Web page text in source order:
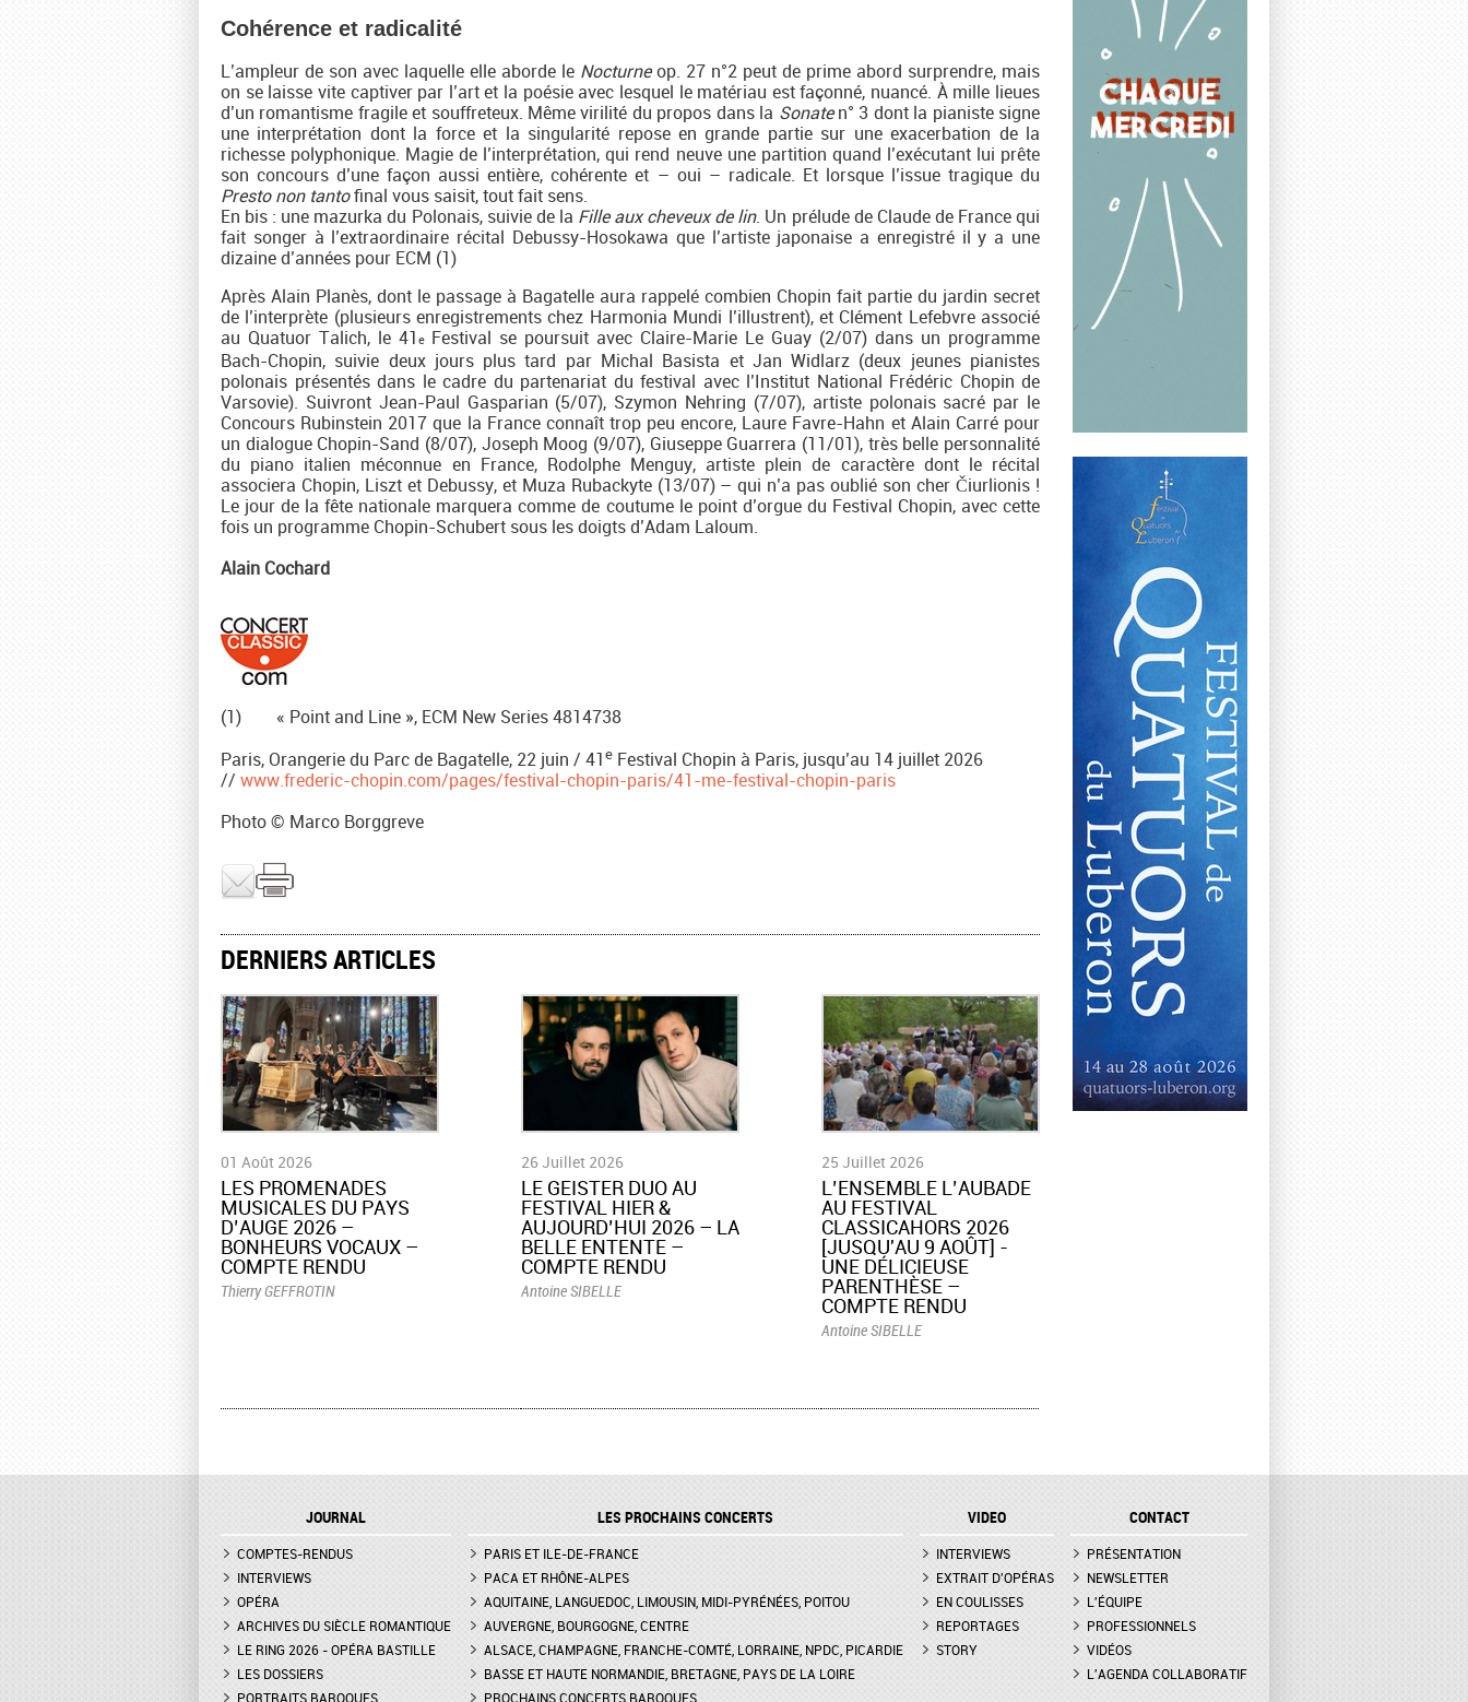
Cohérence et radicalité
L’ampleur de son avec laquelle elle aborde le Nocturneop. 27 n°2 peut de prime abord surprendre, mais
on se laisse vite captiver par l’art et la poésie avec lesquel le matériau est façonné, nuancé. À mille lieues
d’un romantisme fragile et souffreteux. Même virilité du propos dans la Sonaten° 3 dont la pianiste signe
une interprétation dont la force et la singularité repose en grande partie sur une exacerbation de la
richesse polyphonique. Magie de l’interprétation, qui rend neuve une partition quand l’exécutant lui prête
son concours d’une façon aussi entière, cohérente et – oui – radicale. Et lorsque l’issue tragique du
Presto non tantofinal vous saisit, tout fait sens.
En bis : une mazurka du Polonais, suivie de la Fille aux cheveux de lin. Un prélude de Claude de France qui
fait songer à l’extraordinaire récital Debussy-Hosokawa que l’artiste japonaise a enregistré il y a une
dizaine d’années pour ECM (1)
Après Alain Planès, dont le passage à Bagatelle aura rappelé combien Chopin fait partie du jardin secret
de l’interprète (plusieurs enregistrements chez Harmonia Mundi l’illustrent), et Clément Lefebvre associé
au Quatuor Talich, le 41 e Festival se poursuit avec Claire-Marie Le Guay (2/07) dans un programme
Bach-Chopin, suivie deux jours plus tard par Michal Basista et Jan Widlarz (deux jeunes pianistes
polonais présentés dans le cadre du partenariat du festival avec l’Institut National Frédéric Chopin de
Varsovie). Suivront Jean-Paul Gasparian (5/07), Szymon Nehring (7/07), artiste polonais sacré par le
Concours Rubinstein 2017 que la France connaît trop peu encore, Laure Favre-Hahn et Alain Carré pour
un dialogue Chopin-Sand (8/07), Joseph Moog (9/07), Giuseppe Guarrera (11/01), très belle personnalité
du piano italien méconnue en France, Rodolphe Menguy, artiste plein de caractère dont le récital
associera Chopin, Liszt et Debussy, et Muza Rubackyte (13/07) – qui n’a pas oublié son cher Čiurlionis !
Le jour de la fête nationale marquera comme de coutume le point d’orgue du Festival Chopin, avec cette
fois un programme Chopin-Schubert sous les doigts d’Adam Laloum.
Alain Cochard
(1) « Point and Line », ECM New Series 4814738
Paris, Orangerie du Parc de Bagatelle, 22 juin / 41e Festival Chopin à Paris, jusqu’au 14 juillet 2026
// www.frederic-chopin.com/pages/festival-chopin-paris/41-me-festival-chopin-paris
Photo © Marco Borggreve
DERNIERS ARTICLES
01 Août 2026
LES PROMENADES
MUSICALES DU PAYS
D’AUGE 2026 –
BONHEURS VOCAUX –
COMPTE RENDU
Thierry GEFFROTIN
26 Juillet 2026
LE GEISTER DUO AU
FESTIVAL HIER &
AUJOURD’HUI 2026 – LA
BELLE ENTENTE –
COMPTE RENDU
Antoine SIBELLE
25 Juillet 2026
L’ENSEMBLE L’AUBADE
AU FESTIVAL
CLASSICAHORS 2026
[JUSQU'AU 9 AOÛT] -
UNE DÉLICIEUSE
PARENTHÈSE –
COMPTE RENDU
Antoine SIBELLE
JOURNAL
COMPTES-RENDUS
INTERVIEWS
OPÉRA
ARCHIVES DU SIÈCLE ROMANTIQUE
LE RING 2026 - OPÉRA BASTILLE
LES DOSSIERS
PORTRAITS BAROQUES
LES PROCHAINS CONCERTS
PARIS ET ILE-DE-FRANCE
PACA ET RHÔNE-ALPES
AQUITAINE, LANGUEDOC, LIMOUSIN, MIDI-PYRÉNÉES, POITOU
AUVERGNE, BOURGOGNE, CENTRE
ALSACE, CHAMPAGNE, FRANCHE-COMTÉ, LORRAINE, NPDC, PICARDIE
BASSE ET HAUTE NORMANDIE, BRETAGNE, PAYS DE LA LOIRE
PROCHAINS CONCERTS BAROQUES
VIDEO
INTERVIEWS
EXTRAIT D'OPÉRAS
EN COULISSES
REPORTAGES
STORY
CONTACT
PRÉSENTATION
NEWSLETTER
L'ÉQUIPE
PROFESSIONNELS
VIDÉOS
L'AGENDA COLLABORATIF